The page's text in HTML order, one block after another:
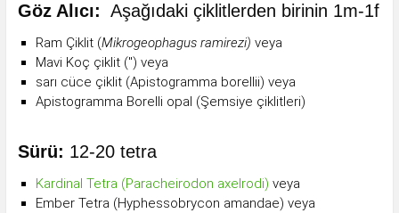
Göz Alıcı: Aşağıdaki çiklitlerden birinin 1m-1f
Ram Çiklit (Mikrogeophagus ramirezi) veya
Mavi Koç çiklit (") veya
sarı cüce çiklit (Apistogramma borellii) veya
Apistogramma Borelli opal (Şemsiye çiklitleri)
Sürü: 12-20 tetra
Kardinal Tetra (Paracheirodon axelrodi) veya
Ember Tetra (Hyphessobrycon amandae) veya